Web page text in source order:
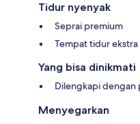
Tidur nyenyak
Seprai premium
Tempat tidur ekstra
Yang bisa dinikmati
Dilengkapi
Menyegarkan